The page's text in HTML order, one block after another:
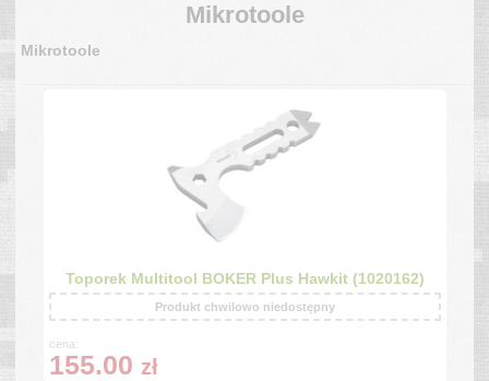
Mikrotoole
Mikrotoole
Toporek Multitool BOKER Plus Hawkit (1020162)
Produkt chwilowo niedostępny
cena:
155.00 zł